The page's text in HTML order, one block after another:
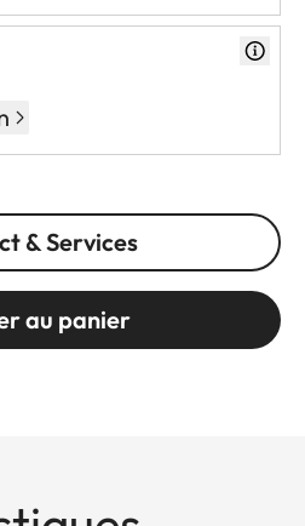
& Services
au panier